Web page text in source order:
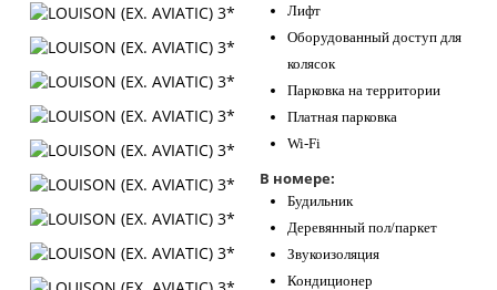
Лифт
Оборудованный доступ для
колясок
Парковка на территории
Платная парковка
Wi-Fi
В номере:
Будильник
Деревянный пол/паркет
Звукоизоляция
Кондиционер